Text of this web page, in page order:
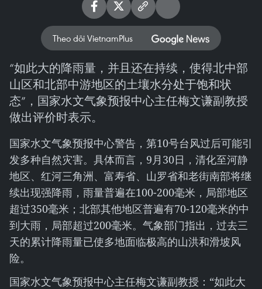
Theo dõi VietnamPlus
“如此大的降雨量，并且还在持续，使得北中部
山区和北部中游地区的土壤水分处于饱和状
态”，国家水文气象预报中心主任梅文谦副教授
做出评价时表示。
国家水文气象预报中心警告，第10号台风过后可能引
发多种自然灾害。具体而言，9月30日，清化至河静
地区、红河三角洲、富寿省、山罗省和老街南部将继
续出现强降雨，雨量普遍在100-200毫米，局部地区
超过350毫米；北部其他地区普遍有70-120毫米的中
到大雨，局部超过200毫米。气象部门指出，过去三
天的累计降雨量已使多地面临极高的山洪和滑坡风
险。
国家水文气象预报中心主任梅文谦副教授：“如此大